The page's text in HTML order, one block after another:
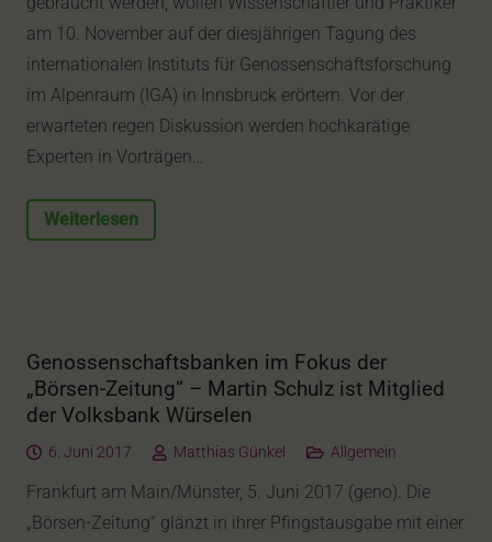
am 10. November auf der diesjährigen Tagung des
internationalen Instituts für Genossenschaftsforschung
im Alpenraum (IGA) in Innsbruck erörtern. Vor der
erwarteten regen Diskussion werden hochkarätige
Experten in Vorträgen…
Weiterlesen
Genossenschaftsbanken im Fokus der
„Börsen-Zeitung“ – Martin Schulz ist Mitglied
der Volksbank Würselen
6. Juni 2017 Matthias Günkel Allgemein
Frankfurt am Main/Münster, 5. Juni 2017 (geno). Die
„Börsen-Zeitung“ glänzt in ihrer Pfingstausgabe mit einer